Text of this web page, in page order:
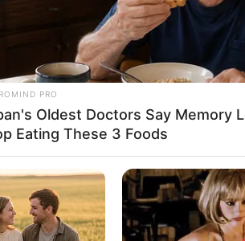
8 Kata Lucu
Minggu ala
Ngenes
10 Desain
Tidur, Serasa
Kamar Raja
PRO
Oldest Doctors Say Memory
Eating These 3 Foods